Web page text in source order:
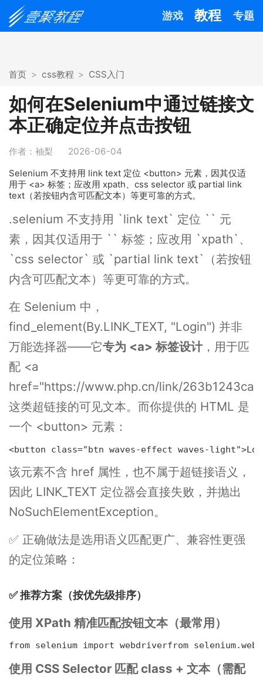
游戏 教程 专题
首页 css教程 CSS入门
如何在Selenium中通过链接文
本正确定位并点击按钮
作者：袖梨 2026-06-04
Selenium 不支持用 link text 定位 <button> 元素，因其仅适
用于 <a> 标签；应改用 xpath、css selector 或 partial link
text（若按钮内含可匹配文本）等更可靠的方式。
.selenium 不支持用 `link text` 定位 `` 元
素，因其仅适用于 `` 标签；应改用 `xpath`、
`css selector` 或 `partial link text`（若按钮
内含可匹配文本）等更可靠的方式。
在 Selenium 中，
find_element(By.LINK_TEXT, "Login") 并非
万能选择器——它专为 <a> 标签设计，用于匹
配 <a
href="https://www.php.cn/link/
这类超链接的可见文本。而你提供的 HTML 是
一个 <button> 元素：
<button class="btn waves-effect waves-
该元素不含 href 属性，也不属于超链接语义，
因此 LINK_TEXT 定位器会直接失败，并抛出
NoSuchElementException。
✅ 正确做法是选用语义匹配更广、兼容性更强
的定位策略：
✅ 推荐方案（按优先级排序）
使用 XPath 精准匹配按钮文本（最常用）
from selenium import webdriverfrom
使用 CSS Selector 匹配 class + 文本（需配